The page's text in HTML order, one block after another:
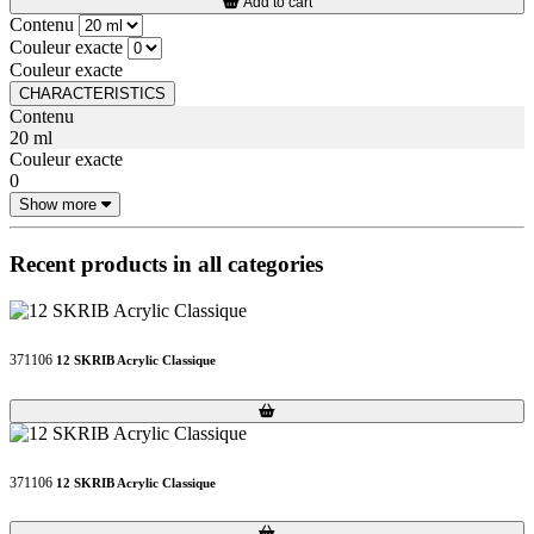
Contenu
Couleur exacte
Couleur exacte
CHARACTERISTICS
Contenu
20 ml
Couleur exacte
0
Show more
Recent products in all categories
371106 12 SKRIB Acrylic Classique
Loading...
Loading...
371106 12 SKRIB Acrylic Classique